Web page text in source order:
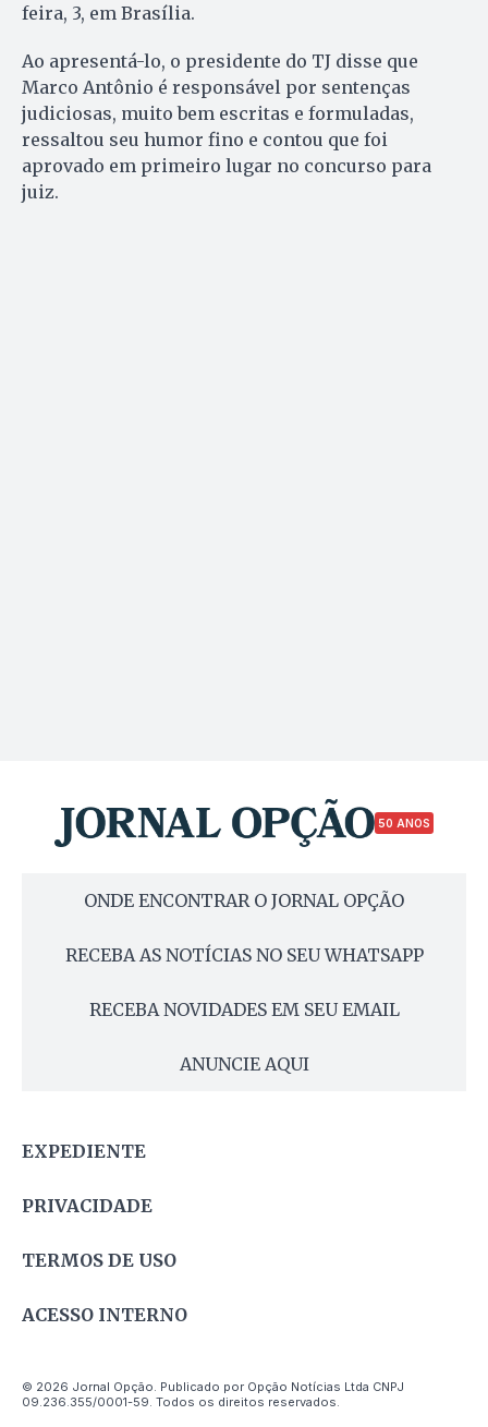
feira, 3, em Brasília.
Ao apresentá-lo, o presidente do TJ disse que
Marco Antônio é responsável por sentenças
judiciosas, muito bem escritas e formuladas,
ressaltou seu humor fino e contou que foi
aprovado em primeiro lugar no concurso para
juiz.
50 ANOS
ONDE ENCONTRAR O JORNAL OPÇÃO
RECEBA AS NOTÍCIAS NO SEU WHATSAPP
RECEBA NOVIDADES EM SEU EMAIL
ANUNCIE AQUI
EXPEDIENTE
PRIVACIDADE
TERMOS DE USO
ACESSO INTERNO
© 2026 Jornal Opção. Publicado por Opção Notícias Ltda CNPJ
09.236.355/0001-59. Todos os direitos reservados.